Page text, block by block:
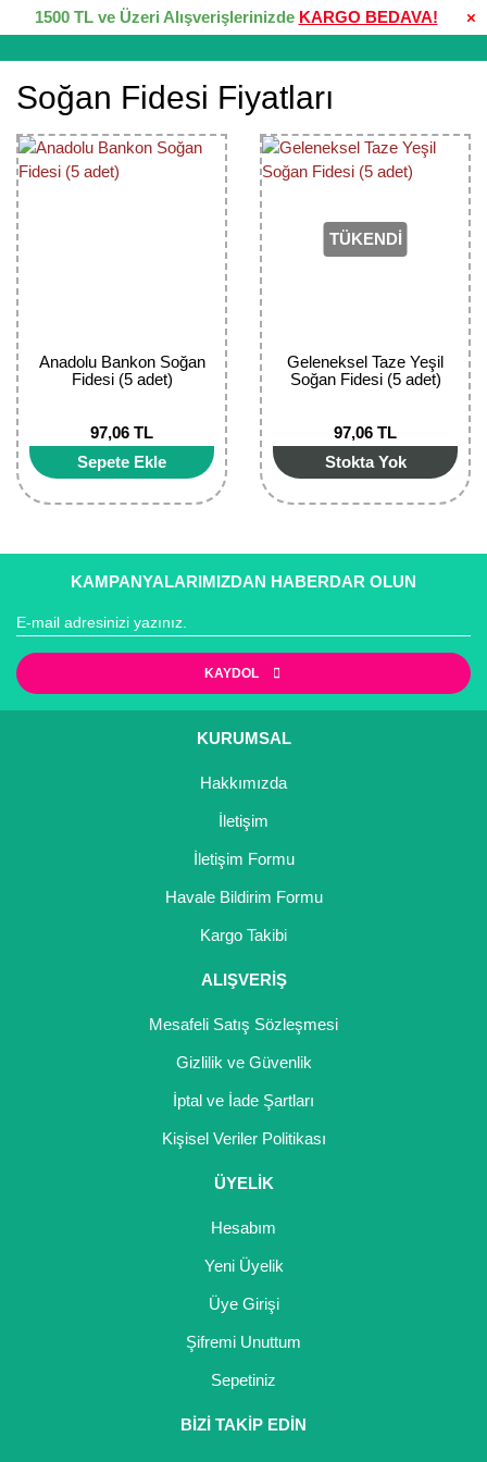
×
1500 TL ve Üzeri Alışverişlerinizde KARGO BEDAVA!
Soğan Fidesi Fiyatları
Anadolu Bankon Soğan
Fidesi (5 adet)
97,06 TL
Sepete Ekle
TÜKENDİ
Geleneksel Taze Yeşil
Soğan Fidesi (5 adet)
97,06 TL
Stokta Yok
KAMPANYALARIMIZDAN HABERDAR OLUN
KAYDOL
KURUMSAL
Hakkımızda
İletişim
İletişim Formu
Havale Bildirim Formu
Kargo Takibi
ALIŞVERİŞ
Mesafeli Satış Sözleşmesi
Gizlilik ve Güvenlik
İptal ve İade Şartları
Kişisel Veriler Politikası
ÜYELİK
Hesabım
Yeni Üyelik
Üye Girişi
Şifremi Unuttum
Sepetiniz
BİZİ TAKİP EDİN